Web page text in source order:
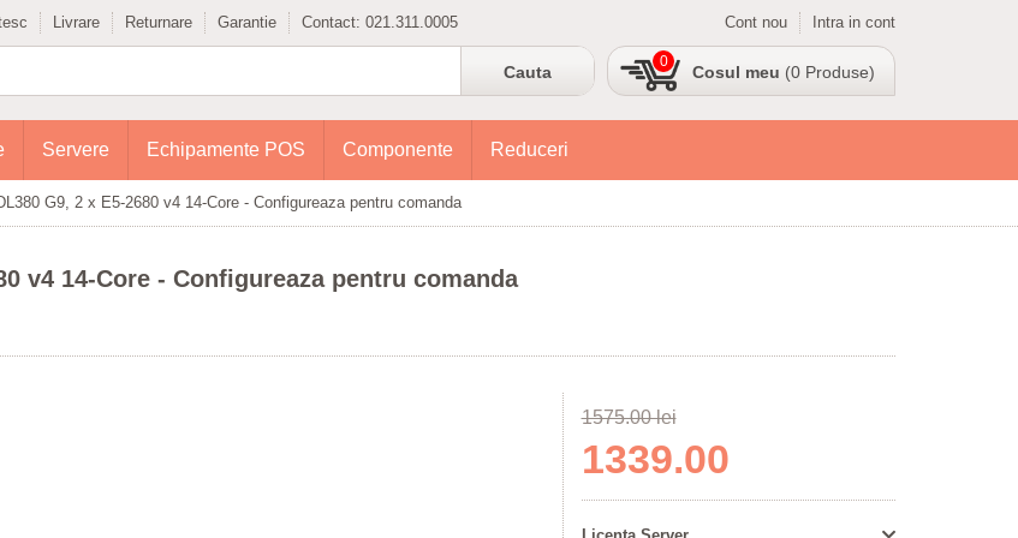
Livrare Returnare Garantie Contact: 021.311.0005 Cont nou Intra in cont
Cosul meu (0 Produse)
0
Servere Echipamente POS Componente Reduceri
G9, 2 x E5-2680 v4 14-Core - Configureaza pentru comanda
v4 14-Core - Configureaza pentru comanda
1575.00 lei
1339.00